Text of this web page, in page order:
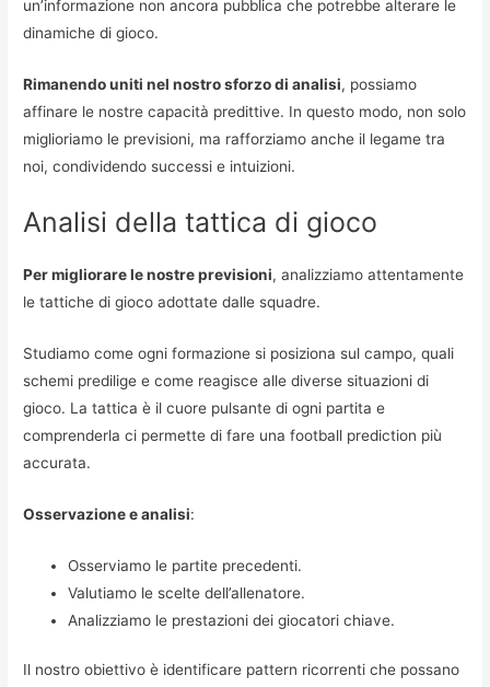
un’informazione non ancora pubblica che potrebbe alterare le
dinamiche di gioco.
Rimanendo uniti nel nostro sforzo di analisi, possiamo
affinare le nostre capacità predittive. In questo modo, non solo
miglioriamo le previsioni, ma rafforziamo anche il legame tra
noi, condividendo successi e intuizioni.
Analisi della tattica di gioco
Per migliorare le nostre previsioni, analizziamo attentamente
le tattiche di gioco adottate dalle squadre.
Studiamo come ogni formazione si posiziona sul campo, quali
schemi predilige e come reagisce alle diverse situazioni di
gioco. La tattica è il cuore pulsante di ogni partita e
comprenderla ci permette di fare una football prediction più
accurata.
Osservazione e analisi:
Osserviamo le partite precedenti.
Valutiamo le scelte dell’allenatore.
Analizziamo le prestazioni dei giocatori chiave.
Il nostro obiettivo è identificare pattern ricorrenti che possano